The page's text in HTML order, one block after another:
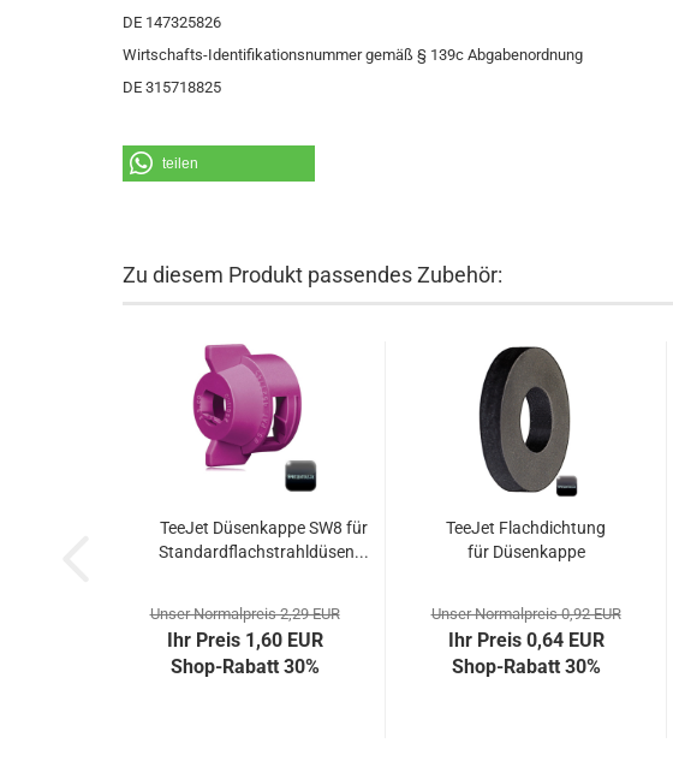
DE 147325826
Wirtschafts-Identifikationsnummer gemäß § 139c Abgabenordnung
DE 315718825
teilen
Zu diesem Produkt passendes Zubehör:
TeeJet Düsenkappe SW8 für
Standardflachstrahldüsen...
Unser Normalpreis 2,29 EUR
Ihr Preis 1,60 EUR
Shop-Rabatt 30%
TeeJet Flachdichtung
für Düsenkappe
Unser Normalpreis 0,92 EUR
Ihr Preis 0,64 EUR
Shop-Rabatt 30%